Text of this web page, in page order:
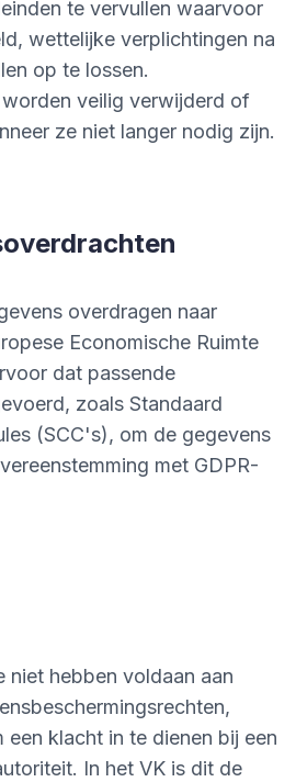
te vervullen waarvoor
wettelijke verplichtingen na
op te lossen.
veilig verwijderd of
ze niet langer nodig zijn.
overdragen naar
Economische Ruimte
dat passende
zoals Standaard
(SCC's), om de gegevens
met GDPR-
hebben voldaan aan
een klacht in te dienen bij een
In het VK is dit de